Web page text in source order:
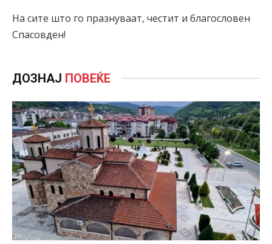
На сите што го празнуваат, честит и благословен
Спасовден!
ДОЗНАЈ ПОВЕЌЕ